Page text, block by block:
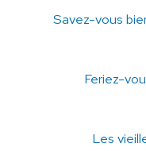
Savez-vous
Feriez-
Les